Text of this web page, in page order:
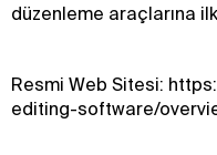
düzenleme araçlarına
Resmi Web Sitesi:
editing-software/